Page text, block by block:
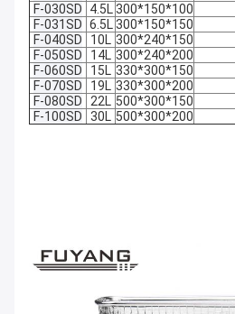
F-030SD
4.5L 300*150*100
F-031SD 6.5L 300*150*150
F-040SD
10L 300*240*150
F-050SD
14L 300*240*200
F-060SD
15L 330*300*150
F-070SD
19L 330*300*200
F-080SD
22L 500*300*150
F-100SD
30L 500*300*200